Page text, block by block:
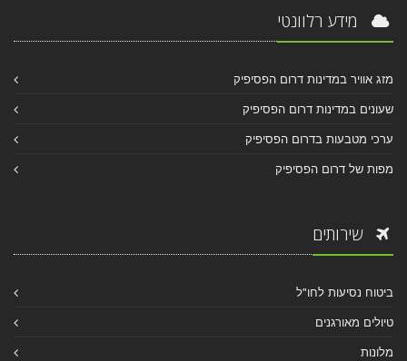
מידע רלוונטי
מזג אוויר במדינות דרום הפסיפיק
שעונים במדינות דרום הפסיפיק
ערכי מטבעות בדרום הפסיפיק
מפות של דרום הפסיפיק
שירותים
ביטוח נסיעות לחו"ל
טיולים מאורגנים
מלונות